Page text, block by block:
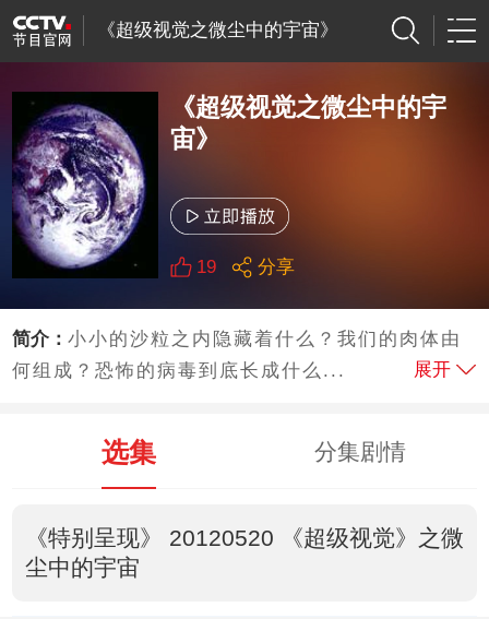
《超级视觉之微尘中的宇宙》
《超级视觉之微尘中的宇
宙》
19 分享
简介：小小的沙粒之内隐藏着什么？我们的肉体由
何组成？恐怖的病毒到底长成什么...
展开
选集 分集剧情
《特别呈现》 20120520 《超级视觉》之微
尘中的宇宙